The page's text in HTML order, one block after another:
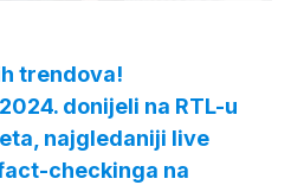
trendova!
donijeli na RTL-u
najgledaniji live
checkinga na